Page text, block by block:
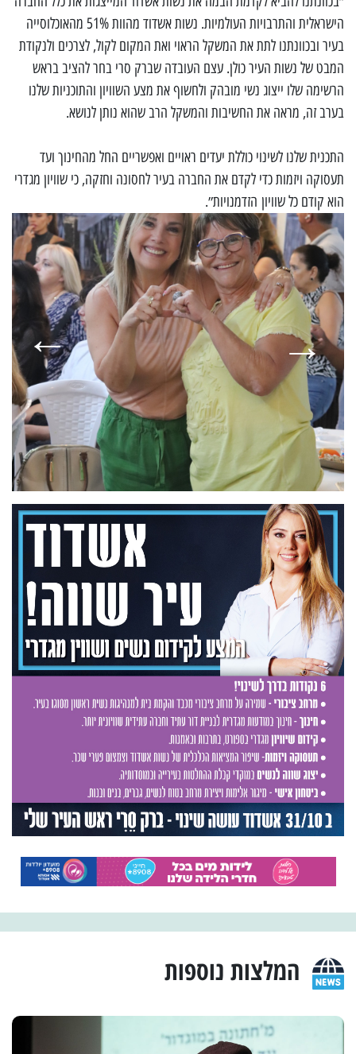
הישראלית והתרבויות העולמיות. נשות אשדוד מהוות 51% מהאוכלוסייה
בעיר ובכוונתנו לתת את המשקל הראוי ואת המקום לקול, לצרכים ולנקודת
המבט של נשות העיר כולן. עצם העובדה שברק סרי בחר להציב בראש
הרשימה שלו ייצוג נשי מובהק ולחשוף את מצע השוויון והתוכניות שלנו
בערב זה, מראה את החשיבות והמשקל הרב שהוא נותן לנושא.
התכנית שלנו לשינוי כוללת יעדים ראויים ואפשריים החל מהחינוך ועד
תעסוקה ויזמות כדי לקדם את החברה בעיר לחסונה וחזקה, כי שוויון מגדרי
הוא קודם כל שוויון הזדמנויות״.
המלצות נוספות